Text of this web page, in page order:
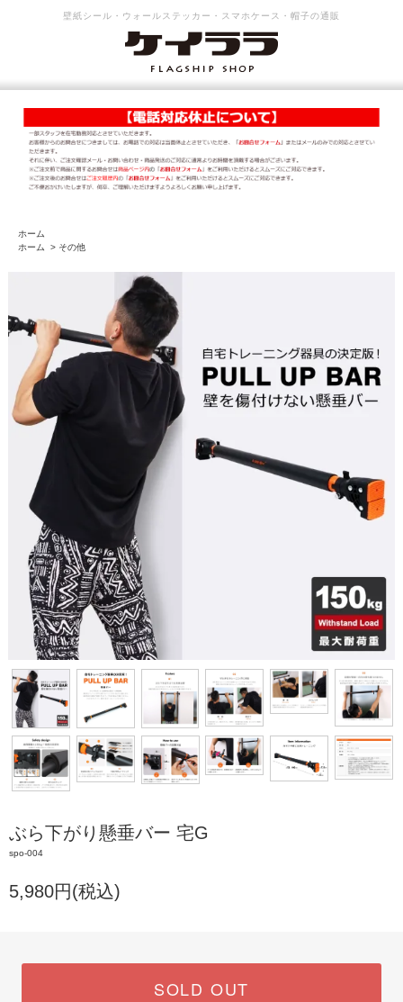
壁紙シール・ウォールステッカー・スマホケース・帽子の通販
ホーム
ホーム
> その他
ぶら下がり懸垂バー 宅G
spo-004
5,980円(税込)
SOLD OUT